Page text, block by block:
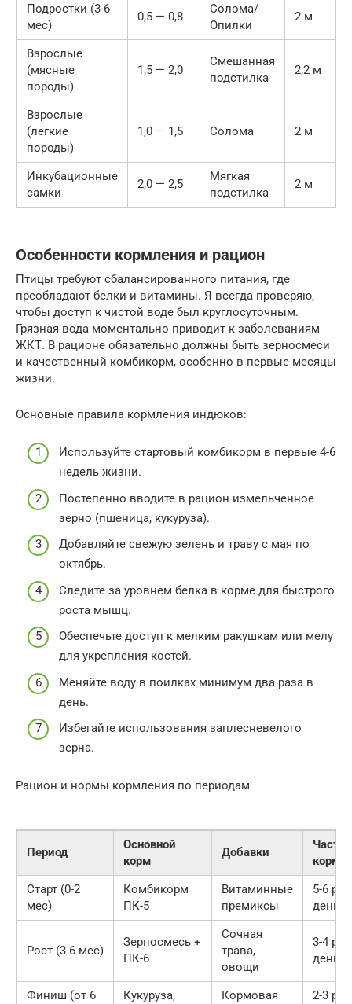
Подростки (3-6
мес)
0,5 — 0,8
Солома/
Опилки
2 м
Взрослые
(мясные
породы)
1,5 — 2,0
Смешанная
подстилка
2,2 м
Взрослые
(легкие
породы)
1,0 — 1,5 Солома 2 м
Инкубационные
самки
2,0 — 2,5
Мягкая
подстилка
2 м
Особенности кормления и рацион
Птицы требуют сбалансированного питания, где
преобладают белки и витамины. Я всегда проверяю,
чтобы доступ к чистой воде был круглосуточным.
Грязная вода моментально приводит к заболеваниям
ЖКТ. В рационе обязательно должны быть зерносмеси
и качественный комбикорм, особенно в первые месяцы
жизни.
Основные правила кормления индюков:
Используйте стартовый комбикорм в первые 4-6
недель жизни.
Постепенно вводите в рацион измельченное
зерно (пшеница, кукуруза).
Добавляйте свежую зелень и траву с мая по
октябрь.
Следите за уровнем белка в корме для быстрого
роста мышц.
Обеспечьте доступ к мелким ракушкам или мелу
для укрепления костей.
Меняйте воду в поилках минимум два раза в
день.
Избегайте использования заплесневелого
зерна.
Рацион и нормы кормления по периодам
Период
Основной
корм
Добавки
Старт (0-2
мес)
Комбикорм
ПК-5
Витаминные
премиксы
5-6
день
Рост (3-6 мес)
Зерносмесь +
ПК-6
Сочная
трава,
овощи
3-4
день
Финиш (от 6 Кукуруза, Кормовая 2-3